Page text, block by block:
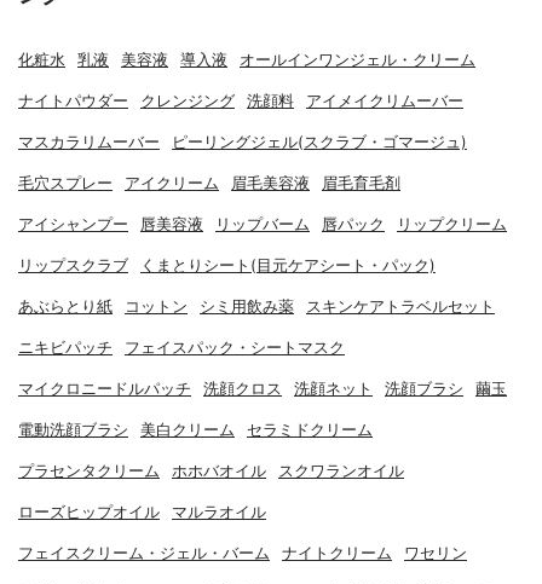
化粧水 乳液 美容液 導入液 オールインワンジェル・クリーム
ナイトパウダー クレンジング 洗顔料 アイメイクリムーバー
マスカラリムーバー ピーリングジェル(スクラブ・ゴマージュ)
毛穴スプレー アイクリーム 眉毛美容液 眉毛育毛剤
アイシャンプー 唇美容液 リップバーム 唇パック リップクリーム
リップスクラブ くまとりシート(目元ケアシート・パック)
あぶらとり紙 コットン シミ用飲み薬 スキンケアトラベルセット
ニキビパッチ フェイスパック・シートマスク
マイクロニードルパッチ 洗顔クロス 洗顔ネット 洗顔ブラシ 繭玉
電動洗顔ブラシ 美白クリーム セラミドクリーム
プラセンタクリーム ホホバオイル スクワランオイル
ローズヒップオイル マルラオイル
フェイスクリーム・ジェル・バーム ナイトクリーム ワセリン